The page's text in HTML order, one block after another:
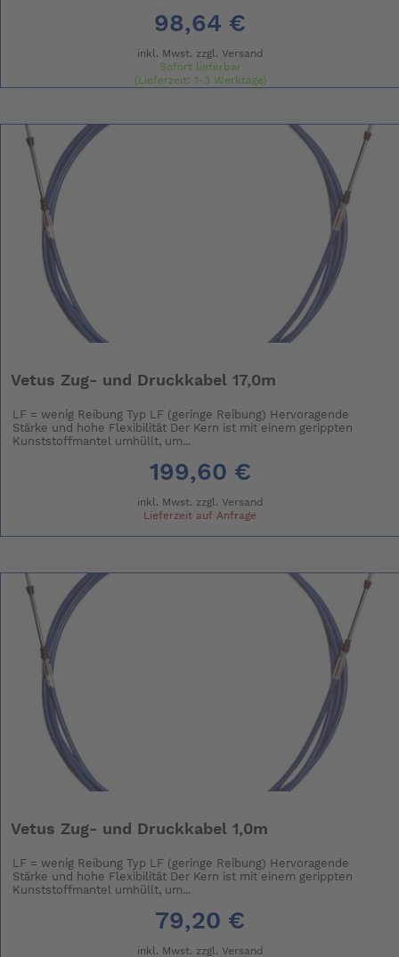
98,64 €
inkl. Mwst. zzgl. Versand
Sofort lieferbar
(Lieferzeit: 1-3 Werktage)
Vetus Zug- und Druckkabel 17,0m
LF = wenig Reibung Typ LF (geringe Reibung) Hervoragende
Stärke und hohe Flexibilität Der Kern ist mit einem gerippten
Kunststoffmantel umhüllt, um...
199,60 €
inkl. Mwst. zzgl. Versand
Lieferzeit auf Anfrage
Vetus Zug- und Druckkabel 1,0m
LF = wenig Reibung Typ LF (geringe Reibung) Hervoragende
Stärke und hohe Flexibilität Der Kern ist mit einem gerippten
Kunststoffmantel umhüllt, um...
79,20 €
inkl. Mwst. zzgl. Versand